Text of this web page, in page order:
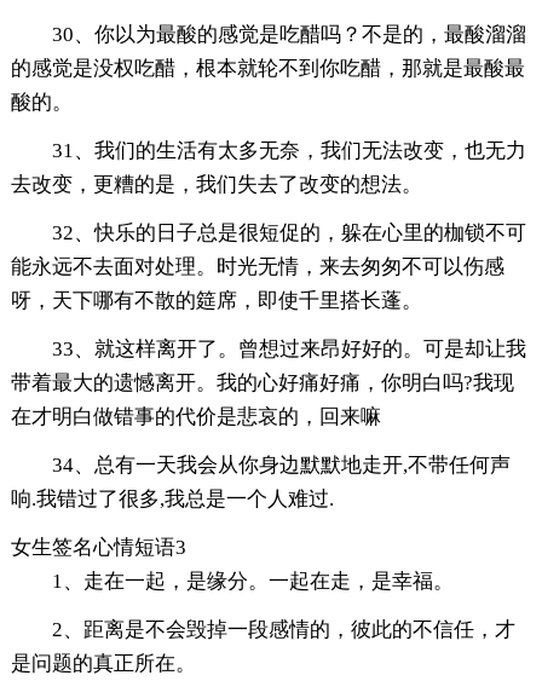
30、你以为最酸的感觉是吃醋吗？不是的，最酸溜溜
的感觉是没权吃醋，根本就轮不到你吃醋，那就是最酸最
酸的。
31、我们的生活有太多无奈，我们无法改变，也无力
去改变，更糟的是，我们失去了改变的想法。
32、快乐的日子总是很短促的，躲在心里的枷锁不可
能永远不去面对处理。时光无情，来去匆匆不可以伤感
呀，天下哪有不散的筵席，即使千里搭长蓬。
33、就这样离开了。曾想过来昂好好的。可是却让我
带着最大的遗憾离开。我的心好痛好痛，你明白吗?我现
在才明白做错事的代价是悲哀的，回来嘛
34、总有一天我会从你身边默默地走开,不带任何声
响.我错过了很多,我总是一个人难过.
女生签名心情短语3
1、走在一起，是缘分。一起在走，是幸福。
2、距离是不会毁掉一段感情的，彼此的不信任，才
是问题的真正所在。